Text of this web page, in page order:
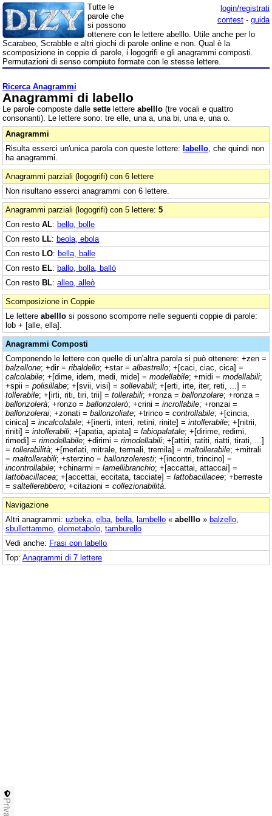
login/registrati
contest - guida
Tutte le
parole che
si possono
ottenere con le lettere abelllo. Utile anche per lo
Scarabeo, Scrabble e altri giochi di parole online e non. Qual è la
scomposizione in coppie di parole, i logogrifi e gli anagrammi composti.
Permutazioni di senso compiuto formate con le stesse lettere.
Ricerca Anagrammi
Anagrammi di labello
Le parole composte dalle sette lettere abelllo (tre vocali e quattro
consonanti). Le lettere sono: tre elle, una a, una bi, una e, una o.
Anagrammi
Risulta esserci un'unica parola con queste lettere: labello , che quindi non
ha anagrammi.
Anagrammi parziali (logogrifi) con 6 lettere
Non risultano esserci anagrammi con 6 lettere.
Anagrammi parziali (logogrifi) con 5 lettere: 5
Con resto AL: bello, bolle
Con resto LL: beola, ebola
Con resto LO: bella, balle
Con resto EL: ballo, bolla, ballò
Con resto BL: alleo, alleò
Scomposizione in Coppie
Le lettere abelllo si possono scomporre nelle seguenti coppie di parole:
lob + [alle, ella].
Anagrammi Composti
Componendo le lettere con quelle di un'altra parola si può ottenere: +zen =
balzellone; +dir = ribaldello; +star = albastrello; +[caci, ciac, cica] =
calcolabile; +[dime, idem, medi, mide] = modellabile; +midi = modellabili;
+spii = polisillabe; +[svii, visi] = sollevabili; +[erti, irte, iter, reti, ...] =
tollerabile; +[irti, riti, tiri, trii] = tollerabili; +ronza = ballonzolare; +ronza =
ballonzolerà; +ronzo = ballonzolerò; +crini = incrollabile; +ronzai =
ballonzolerai; +zonati = ballonzoliate; +trinco = controllabile; +[cincia,
cinica] = incalcolabile; +[inerti, interi, retini, rinite] = intollerabile; +[nitrii,
riniti] = intollerabili; +[apatia, apiata] = labiopalatale; +[dirime, redimi,
rimedi] = rimodellabile; +dirimi = rimodellabili; +[attiri, ratiti, riatti, tirati, ...]
= tollerabilità; +[merlati, mitrale, termali, tremila] = maltollerabile; +mitrali
= maltollerabili; +sterzino = ballonzoleresti; +[incontri, trincino] =
incontrollabile; +chinarmi = lamellibranchio; +[accattai, attaccai] =
lattobacillacea; +[accettai, eccitata, tacciate] = lattobacillacee; +berreste
= saltellerebbero; +citazioni = collezionabilità
Navigazione
Altri anagrammi: uzbeka elba bella lambello « abelllo » balzello
sbullettammo olometabolo tamburello
Vedi anche: Frasi con labello
Top: Anagrammi di 7 lettere